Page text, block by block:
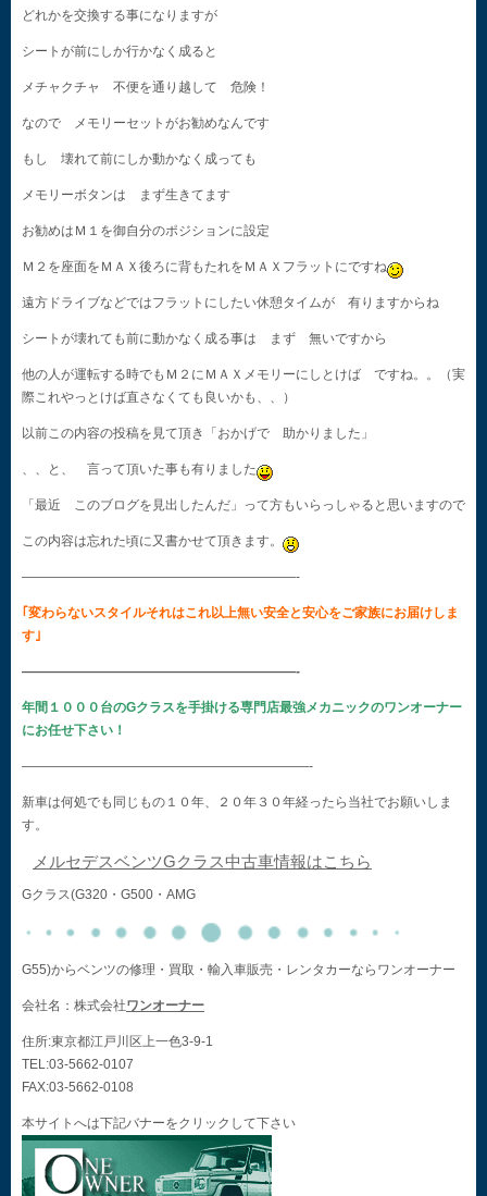
どれかを交換する事になりますが
シートが前にしか行かなく成ると
メチャクチャ 不便を通り越して 危険！
なので メモリーセットがお勧めなんです
もし 壊れて前にしか動かなく成っても
メモリーボタンは まず生きてます
お勧めはＭ１を御自分のポジションに設定
Ｍ２を座面をＭＡＸ後ろに背もたれをＭＡＸフラットにですね
遠方ドライブなどではフラットにしたい休憩タイムが 有りますからね
シートが壊れても前に動かなく成る事は まず 無いですから
他の人が運転する時でもＭ２にＭＡＸメモリーにしとけば ですね。。（実
際これやっとけば直さなくても良いかも、、）
以前この内容の投稿を見て頂き「おかげで 助かりました」
、、と、 言って頂いた事も有りました
「最近 このブログを見出したんだ」って方もいらっしゃると思いますので
この内容は忘れた頃に又書かせて頂きます。
—————————————————————-
｢変わらないスタイルそれはこれ以上無い安全と安心をご家族にお届けしま
す｣
—————————————————————-
年間１０００台のGクラスを手掛ける専門店最強メカニックのワンオーナー
にお任せ下さい！
——————————————————————-
新車は何処でも同じもの１０年、２０年３０年経ったら当社でお願いしま
す。
メルセデスベンツGクラス中古車情報はこちら
Gクラス(G320・G500・AMG
G55)からベンツの修理・買取・輸入車販売・レンタカーならワンオーナー
会社名：株式会社ワンオーナー
住所:東京都江戸川区上一色3-9-1
TEL:03-5662-0107
FAX:03-5662-0108
本サイトへは下記バナーをクリックして下さい